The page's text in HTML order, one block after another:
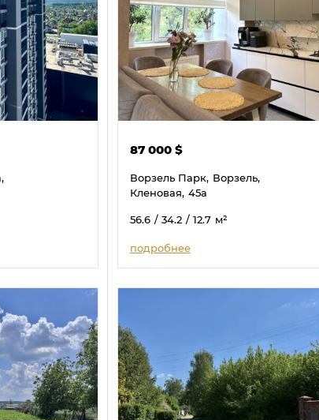
87 000 $
Ворзель Парк, Ворзель,
Кленовая, 45а
56.6 / 34.2 / 12.7 м²
подробнее